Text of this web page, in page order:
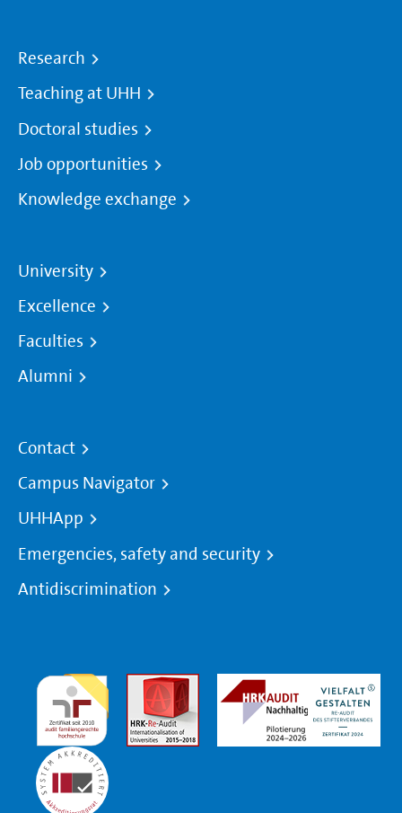
Research
Teaching at UHH
Doctoral studies
Job opportunities
Knowledge exchange
University
Excellence
Faculties
Alumni
Contact
Campus Navigator
UHHApp
Emergencies, safety and security
Antidiscrimination